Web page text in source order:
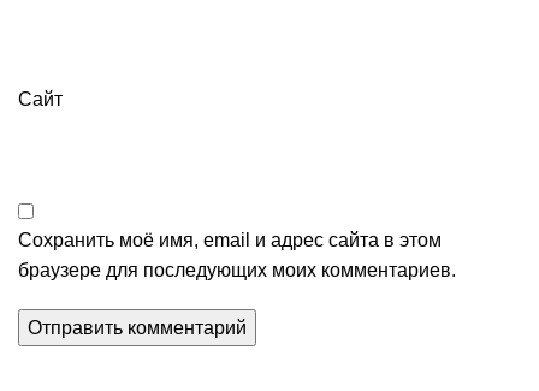
Сайт
Сохранить моё имя, email и адрес сайта в этом
браузере для последующих моих комментариев.